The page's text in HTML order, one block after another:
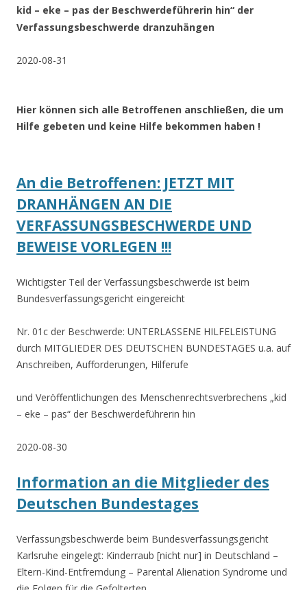
kid – eke – pas der Beschwerdeführerin hin“ der
Verfassungsbeschwerde dranzuhängen
2020-08-31
Hier können sich alle Betroffenen anschließen, die um
Hilfe gebeten und keine Hilfe bekommen haben !
An die Betroffenen: JETZT MIT
DRANHÄNGEN AN DIE
VERFASSUNGSBESCHWERDE UND
BEWEISE VORLEGEN !!!
Wichtigster Teil der Verfassungsbeschwerde ist beim
Bundesverfassungsgericht eingereicht
Nr. 01c der Beschwerde: UNTERLASSENE HILFELEISTUNG
durch MITGLIEDER DES DEUTSCHEN BUNDESTAGES u.a. auf
Anschreiben, Aufforderungen, Hilferufe
und Veröffentlichungen des Menschenrechtsverbrechens „kid
– eke – pas“ der Beschwerdeführerin hin
2020-08-30
Information an die Mitglieder des
Deutschen Bundestages
Verfassungsbeschwerde beim Bundesverfassungsgericht
Karlsruhe eingelegt: Kinderraub [nicht nur] in Deutschland –
Eltern-Kind-Entfremdung – Parental Alienation Syndrome und